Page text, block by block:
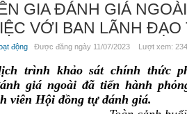
GIA ĐÁNH GIÁ
VỚI BAN LÃNH
động Được đăng ngày 11/07/2023 Lượt xem:
trình khảo sát chính thức
giá ngoài đã tiến hành
viên Hội đồng tự đánh giá.